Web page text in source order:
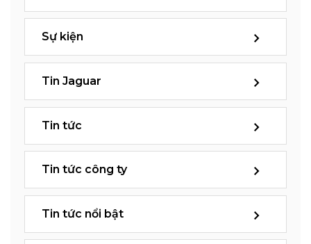
Sự kiện
Tin Jaguar
Tin tức
Tin tức công ty
Tin tức nổi bật